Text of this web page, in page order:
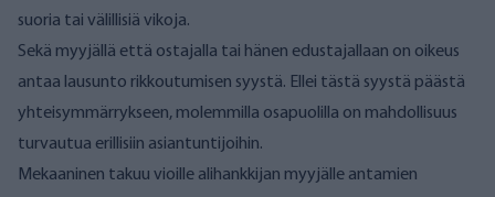
suoria tai välillisiä vikoja.
Sekä myyjällä että ostajalla tai hänen edustajallaan on oikeus
antaa lausunto rikkoutumisen syystä. Ellei tästä syystä päästä
yhteisymmärrykseen, molemmilla osapuolilla on mahdollisuus
turvautua erillisiin asiantuntijoihin.
Mekaaninen takuu vioille alihankkijan myyjälle antamien